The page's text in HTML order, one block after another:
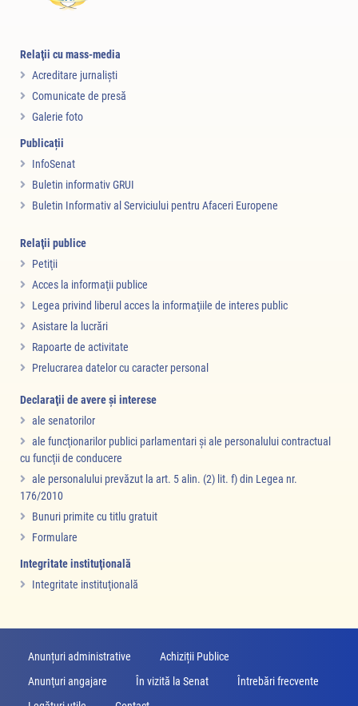
Relaţii cu mass-media
Acreditare jurnalişti
Comunicate de presă
Galerie foto
Publicații
InfoSenat
Buletin informativ GRUI
Buletin Informativ al Serviciului pentru Afaceri Europene
Relaţii publice
Petiţii
Acces la informaţii publice
Legea privind liberul acces la informaţiile de interes public
Asistare la lucrări
Rapoarte de activitate
Prelucrarea datelor cu caracter personal
Declaraţii de avere şi interese
ale senatorilor
ale funcţionarilor publici parlamentari şi ale personalului contractual
cu funcţii de conducere
ale personalului prevăzut la art. 5 alin. (2) lit. f) din Legea nr.
176/2010
Bunuri primite cu titlu gratuit
Formulare
Integritate instituţională
Integritate instituţională
Anunțuri administrative
Achiziții Publice
Anunţuri angajare
În vizită la Senat
Întrebări frecvente